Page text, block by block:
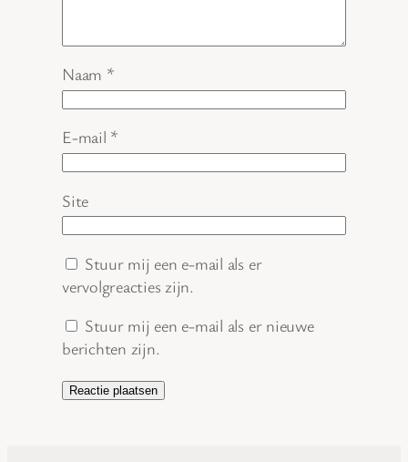
Naam *
E-mail *
Site
Stuur mij een e-mail als er
vervolgreacties zijn.
Stuur mij een e-mail als er nieuwe
berichten zijn.